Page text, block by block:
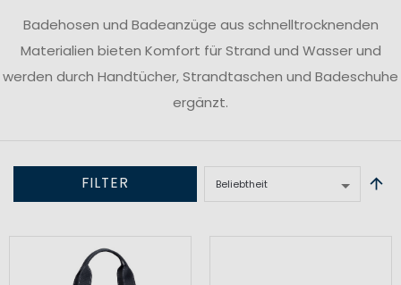
Badehosen und Badeanzüge aus schnelltrocknenden
Materialien bieten Komfort für Strand und Wasser und
werden durch Handtücher, Strandtaschen und Badeschuhe
ergänzt.
FILTER